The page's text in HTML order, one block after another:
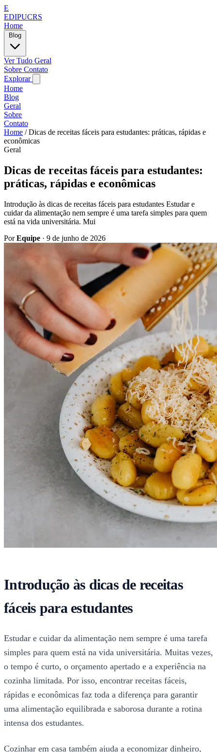
E
EDIPUCRS
Home
Ver Tudo Geral
Sobre Contato
Explorar
Home
Blog
Geral
Sobre
Contato
Home / Dicas de receitas fáceis para estudantes: práticas, rápidas e
econômicas
Geral
Dicas de receitas fáceis para estudantes:
práticas, rápidas e econômicas
Introdução às dicas de receitas fáceis para estudantes Estudar e
cuidar da alimentação nem sempre é uma tarefa simples para quem
está na vida universitária. Mui
PorEquipe · 9 de junho de 2026
Introdução às dicas de receitas
fáceis para estudantes
Estudar e cuidar da alimentação nem sempre é uma tarefa
simples para quem está na vida universitária. Muitas vezes,
o tempo é curto, o orçamento apertado e a experiência na
cozinha limitada. Por isso, encontrar receitas fáceis,
rápidas e econômicas faz toda a diferença para garantir
uma alimentação equilibrada e saborosa durante a rotina
intensa dos estudantes.
Cozinhar em casa também ajuda a economizar dinheiro,